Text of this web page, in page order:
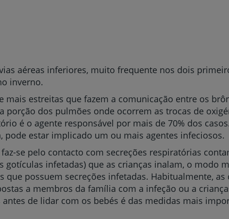
aéreas inferiores, muito frequente nos dois
inverno.
mais estreitas que fazem a comunicação entre os
porção dos pulmões onde ocorrem as trocas de
é o agente responsável por mais de 70% dos
estar implicado um ou mais agentes infeciosos.
se pelo contacto com secreções respiratórias
gotículas infetadas) que as crianças inalam, o modo
possuem secreções infetadas. Habitualmente, as
a membros da família com a infeção ou a
de lidar com os bebés é das medidas mais